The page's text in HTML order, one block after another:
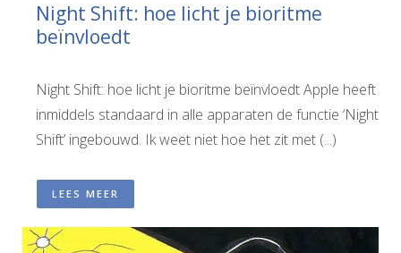
Night Shift: hoe licht je bioritme
beïnvloedt
Night Shift: hoe licht je bioritme beïnvloedt Apple heeft
inmiddels standaard in alle apparaten de functie ‘Night
Shift’ ingebouwd. Ik weet niet hoe het zit met (...)
LEES MEER